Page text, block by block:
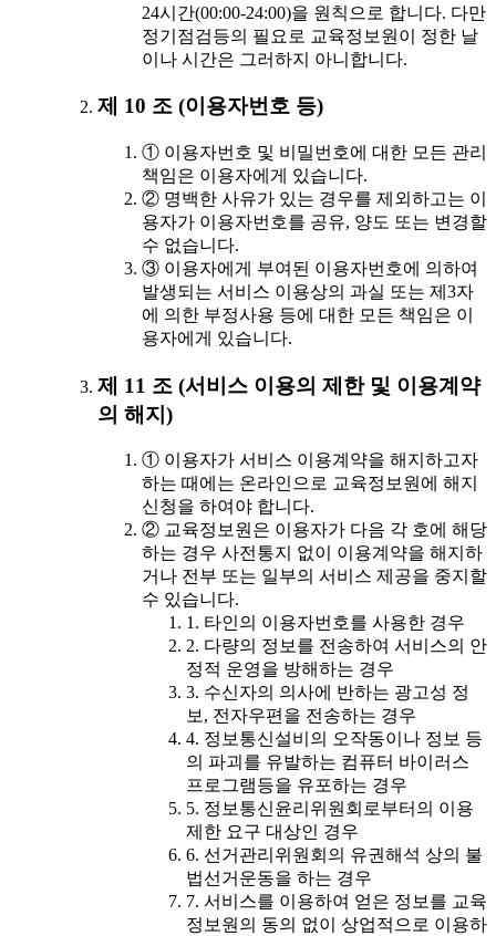
24시간(00:00-24:00)을 원칙으로 합니다. 다만
정기점검등의 필요로 교육정보원이 정한 날
이나 시간은 그러하지 아니합니다.
제 10 조 (이용자번호 등)
① 이용자번호 및 비밀번호에 대한 모든 관리
책임은 이용자에게 있습니다.
② 명백한 사유가 있는 경우를 제외하고는 이
용자가 이용자번호를 공유, 양도 또는 변경할
수 없습니다.
③ 이용자에게 부여된 이용자번호에 의하여
발생되는 서비스 이용상의 과실 또는 제3자
에 의한 부정사용 등에 대한 모든 책임은 이
용자에게 있습니다.
제 11 조 (서비스 이용의 제한 및 이용계약
의 해지)
① 이용자가 서비스 이용계약을 해지하고자
하는 때에는 온라인으로 교육정보원에 해지
신청을 하여야 합니다.
② 교육정보원은 이용자가 다음 각 호에 해당
하는 경우 사전통지 없이 이용계약을 해지하
거나 전부 또는 일부의 서비스 제공을 중지할
수 있습니다.
1. 타인의 이용자번호를 사용한 경우
2. 다량의 정보를 전송하여 서비스의 안
정적 운영을 방해하는 경우
3. 수신자의 의사에 반하는 광고성 정
보, 전자우편을 전송하는 경우
4. 정보통신설비의 오작동이나 정보 등
의 파괴를 유발하는 컴퓨터 바이러스
프로그램등을 유포하는 경우
5. 정보통신윤리위원회로부터의 이용
제한 요구 대상인 경우
6. 선거관리위원회의 유권해석 상의 불
법선거운동을 하는 경우
7. 서비스를 이용하여 얻은 정보를 교육
정보원의 동의 없이 상업적으로 이용하